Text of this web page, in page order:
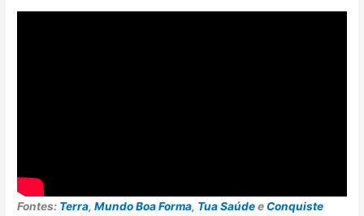
Fontes: Terra,Mundo Boa Forma, Tua Saúdee Conquiste